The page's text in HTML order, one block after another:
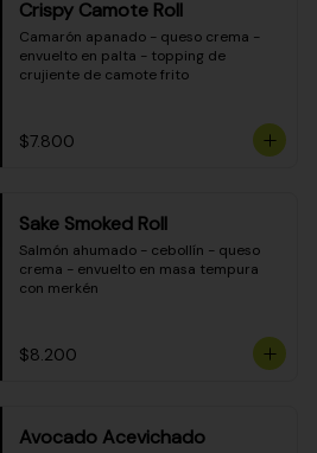
Crispy Camote Roll
Camarón apanado - queso crema -
envuelto en palta - topping de
crujiente de camote frito
$7.800
Sake Smoked Roll
Salmón ahumado - cebollín - queso
crema - envuelto en masa tempura
con merkén
$8.200
Avocado Acevichado